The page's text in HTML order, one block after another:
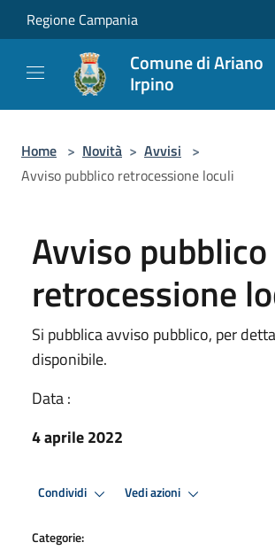
Salta al contenuto principale
Regione Campania
Comune di Ariano
Irpino
Home > Novità > Avvisi >
Avviso pubblico retrocessione loculi
Avviso pubblico
retrocessione
Si pubblica avviso pubblico, per
disponibile.
Data :
4 aprile 2022
Condividi Vedi azioni
Categorie: